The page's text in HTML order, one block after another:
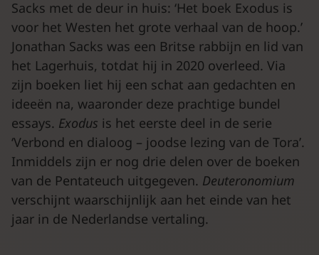
Sacks met de deur in huis: ‘Het boek Exodus is
voor het Westen het grote verhaal van de hoop.’
Jonathan Sacks was een Britse rabbijn en lid van
het Lagerhuis, totdat hij in 2020 overleed. Via
zijn boeken liet hij een schat aan gedachten en
ideeën na, waaronder deze prachtige bundel
essays. Exodus is het eerste deel in de serie
‘Verbond en dialoog – joodse lezing van de Tora’.
Inmiddels zijn er nog drie delen over de boeken
van de Pentateuch uitgegeven. Deuteronomium
verschijnt waarschijnlijk aan het einde van het
jaar in de Nederlandse vertaling.